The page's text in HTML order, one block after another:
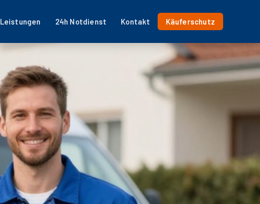
Leistungen 24h Notdienst Kontakt Käuferschutz